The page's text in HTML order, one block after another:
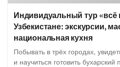
Индивидуальный тур «всё
Узбекистане: экскурсии,
национальная кухня
Побывать в трёх городах,
и научиться готовить бухарский